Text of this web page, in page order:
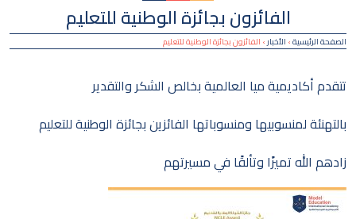
الفائزون بجائزة الوطنية للتعليم
الصفحة الرئيسية› الأخبار› الفائزون بجائزة الوطنية للتعليم
تتقدمأكاديمية ميا العالميةبخالص الشكر والتقدير
بالتهنئة لمنسوبيها ومنسوباتها الفائزين بجائزة الوطنية للتعليم
زادهم الله تميزًا وتألقًا في مسيرتهم